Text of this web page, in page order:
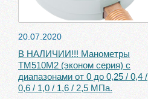
20.07.2020
В НАЛИЧИИ!!! Манометры
ТМ510М2 (эконом серия) с
диапазонами от 0 до 0,25 / 0,4 /
0,6 / 1,0 / 1,6 / 2,5 МПа.